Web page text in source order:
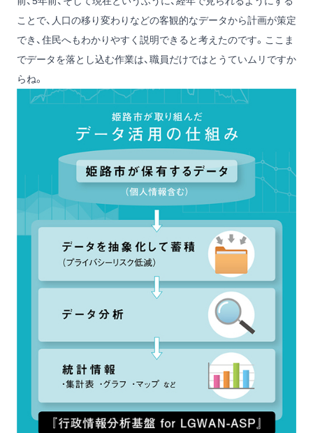
ことで、人口の移り変わりなどの客観的なデータから計画が策定
でき、住民へもわかりやすく説明できると考えたのです。ここま
でデータを落とし込む作業は、職員だけではとうていムリですか
らね。